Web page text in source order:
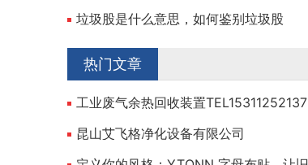
垃圾股是什么意思，如何鉴别垃圾股
热门文章
工业废气余热回收装置TEL15311252137
昆山艾飞格净化设备有限公司